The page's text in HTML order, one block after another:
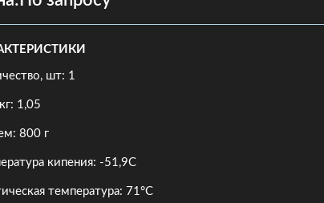
шт: 1
1,05
800 г
кипения: -51,9C
температура: 71°С